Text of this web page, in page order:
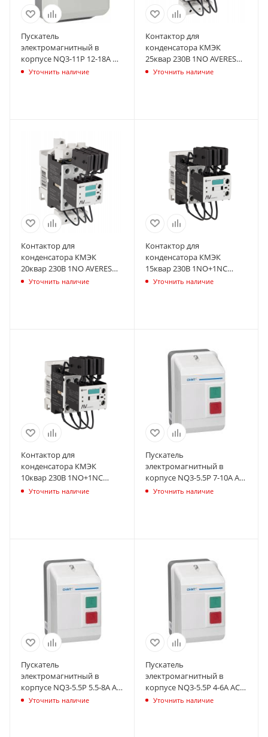
Пускатель
электромагнитный в
корпусе NQ3-11P 12-18А AC
220В IP55 (R) CHINT 496332
Уточнить наличие
Контактор для
конденсатора КМЭК
25квар 230В 1NО AVERES
EKF ctrk-s-36-25-230-av
Уточнить наличие
Контактор для
конденсатора КМЭК
20квар 230В 1NО AVERES
EKF ctrk-s-29-20-230-av
Уточнить наличие
Контактор для
конденсатора КМЭК
15квар 230В 1NО+1NC
AVERES EKF ctrk-s-22-15-230-
Уточнить наличие
Контактор для
конденсатора КМЭК
10квар 230В 1NО+1NC
AVERES EKF ctrk-s-14-10-230-
Уточнить наличие
Пускатель
электромагнитный в
корпусе NQ3-5.5P 7-10А AC
220В IP55 (R) CHINT 496400
Уточнить наличие
Пускатель
электромагнитный в
корпусе NQ3-5.5P 5.5-8А AC
220В IP55 (R) CHINT 496407
Уточнить наличие
Пускатель
электромагнитный в
корпусе NQ3-5.5P 4-6А AC
220В IP55 (R) CHINT 496406
Уточнить наличие